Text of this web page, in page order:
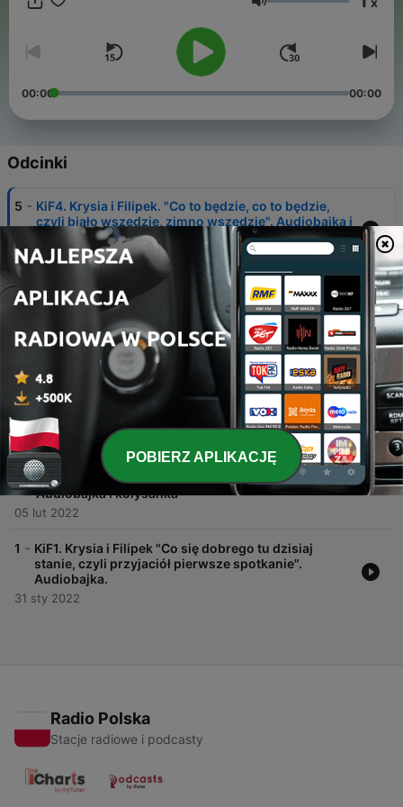
https://ridero.eu/pl/books/krysia_i_filipek/ lub na Amazon.pl -
"Krysia i Filipek".
Głośność
00:00 00:00
Odcinki
5 - KiF4. Krysia i Filipek. "Co to będzie, co to będzie,
czyli biało wszędzie, zimno wszędzie". Audiobajka i
kołysanka.
05 sty 2024
4 - KiF 4. Krysia i Filipek. Przedsmaczek odcinka pt.
"Co to będzie, co to będzie, czyli biało wszędzie,
zimno wszędzie".
07 gru 2023
3 - KiF3. Krysia i Filipek. "Zamiast muzyki szum wkoło
wielki, czyli jak zmienić w piosenkę dźwięki".
Audiobajka i kołysanka.
22 lut 2022
2 - KiF2. Krysia i Filipek. "Pierwsza przygoda, będzie
się działo, czyli zaświstało..., zagwizdało..."
Audiobajka i kołysanka
05 lut 2022
1 - KiF1. Krysia i Filipek "Co się dobrego tu dzisiaj
stanie, czyli przyjaciół pierwsze spotkanie".
Audiobajka.
31 sty 2022
Radio Polska
Stacje radiowe i podcasty
POBIERZ APLIKACJĘ